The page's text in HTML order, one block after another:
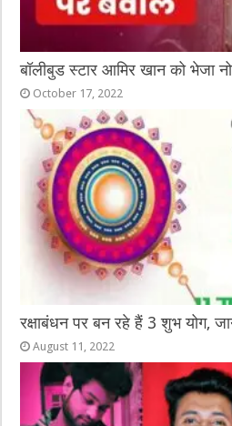
बॉलीबुड स्टार आमिर खान को भेजा
October 17, 2022
रक्षाबंधन पर बन रहे हैं 3 शुभ योग,
August 11, 2022